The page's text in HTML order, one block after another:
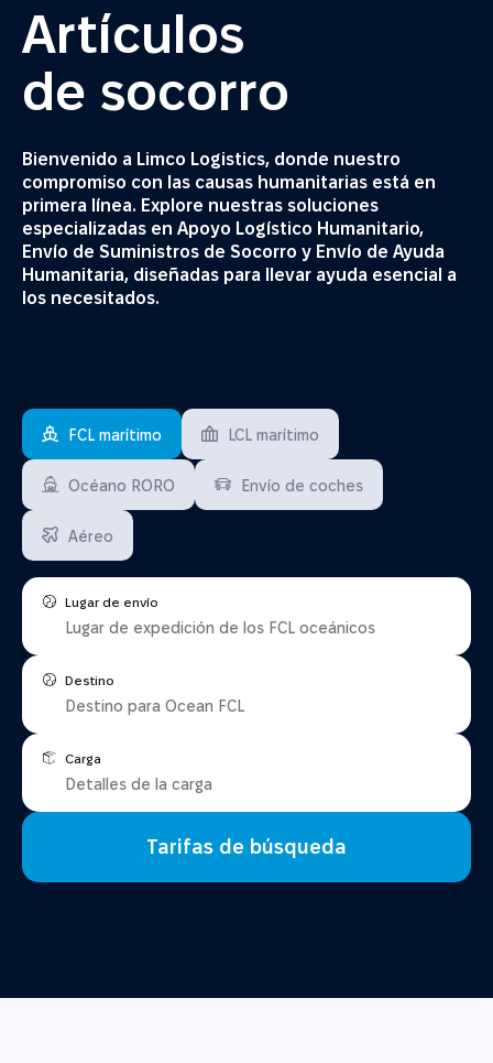
Artículos
de socorro
Bienvenido a Limco Logistics, donde nuestro
compromiso con las causas humanitarias está en
primera línea. Explore nuestras soluciones
especializadas en Apoyo Logístico Humanitario,
Envío de Suministros de Socorro y Envío de Ayuda
Humanitaria, diseñadas para llevar ayuda esencial a
los necesitados.
FCL marítimo LCL marítimo
Océano RORO Envío de coches
Aéreo
Lugar de envío
Destino
Carga
Tarifas de búsqueda